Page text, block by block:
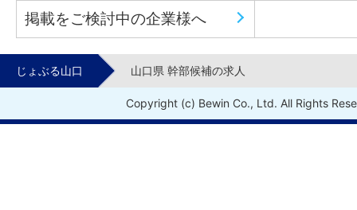
掲載をご検討中の企業様へ
じょぶる山口 山口県 幹部候補の求人
Copyright (c) Bewin Co., Ltd. All Rights